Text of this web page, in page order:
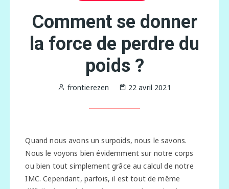
Comment se donner
la force de perdre du
poids ?
frontierezen 22 avril 2021
Quand nous avons un surpoids, nous le savons.
Nous le voyons bien évidemment sur notre corps
ou bien tout simplement grâce au calcul de notre
IMC. Cependant, parfois, il est tout de même